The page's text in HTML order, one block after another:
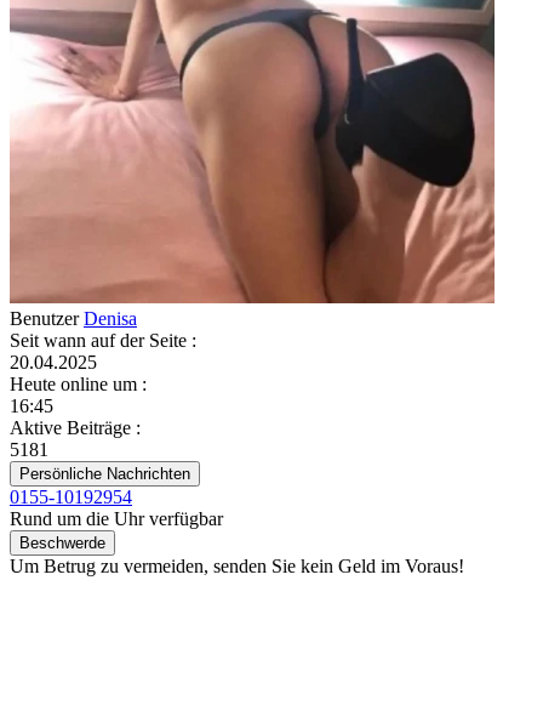
BenutzerDenisa
Seit wann auf der Seite :
20.04.2025
Heute online um :
16:45
Aktive Beiträge :
5181
Persönliche Nachrichten
0155-10192954
Rund um die Uhr verfügbar
Beschwerde
Um Betrug zu vermeiden, senden Sie kein Geld im Voraus!